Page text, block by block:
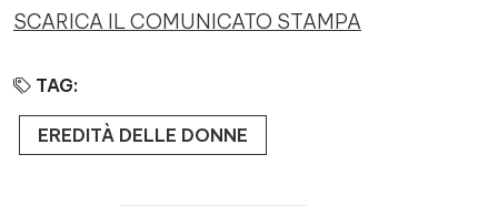
SCARICA IL COMUNICATO STAMPA
TAG:
EREDITÀ DELLE DONNE